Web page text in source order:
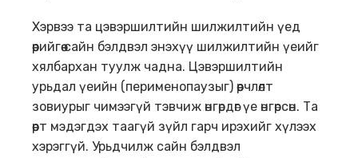
Хэрвээ та цэвэршилтийн шилжилтийн үед
өөрийгөө сайн бэлдвэл энэхүү шилжилтийн үеийг
хялбархан туулж чадна. Цэвэршилтийн
урьдал үеийн (перименопаузыг) өөрчлөлт
зовиурыг чимээгүй тэвчиж өнгөрдөг үе өнгөрсөн. Та
өөрт мэдэгдэх таагүй зүйл гарч ирэхийг хүлээх
хэрэггүй. Урьдчилж сайн бэлдвэл